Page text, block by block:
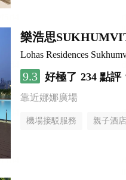
樂浩思
Lohas Residences
9.3 好極了 234 點評
靠近娜娜廣場
機場接駁服務 親子酒店